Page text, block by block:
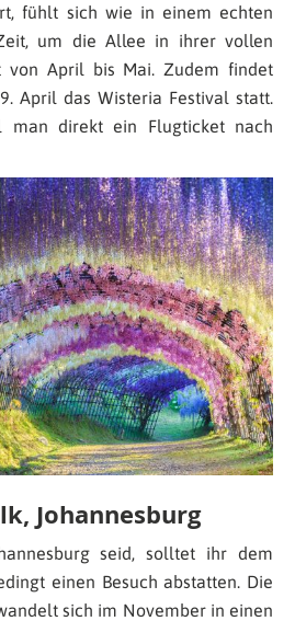
fühlt sich wie in einem echten
um die Allee in ihrer vollen
von April bis Mai. Zudem findet
April das Wisteria Festival statt.
man direkt ein Flugticket nach
Johannesburg
seid, solltet ihr dem
einen Besuch abstatten. Die
sich im November in einen